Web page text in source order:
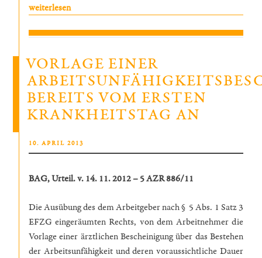
„Was
bei
eines
Arbeitnehmers
zu
beachten?“
weiterlesen
VORLAGE EINER
BEREITS VOM ERSTEN
KRANKHEITSTAG AN
VERÖFFENTLICHT
10. APRIL 2013
BAG, Urteil. v. 14. 11. 2012 – 5 AZR 886/11
Die Ausübung des dem Arbeitgeber nach § 5 Abs. 1 Satz 3
EFZG eingeräumten Rechts, von dem Arbeitnehmer die
Vorlage einer ärztlichen Bescheinigung über das Bestehen
der Arbeitsunfähigkeit und deren voraussichtliche Dauer